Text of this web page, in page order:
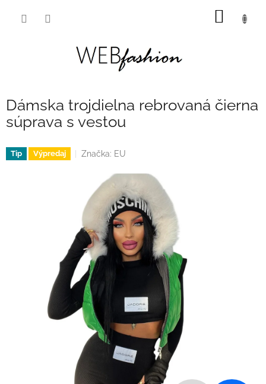
Dámska trojdielna rebrovaná čierna
súprava s vestou
Tip Výpredaj Značka: EU